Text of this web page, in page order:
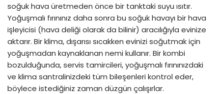
soğuk hava üretmeden önce bir tanktaki suyu ısıtır.
Yoğuşmalı fırınınız daha sonra bu soğuk havayı bir hava
işleyicisi (hava deliği olarak da bilinir) aracılığıyla evinize
aktarır. Bir klima, dışarısı sıcakken evinizi soğutmak için
yoğuşmadan kaynaklanan nemi kullanır. Bir kombi
bozulduğunda, servis tamircileri, yoğuşmalı fırınınızdaki
ve klima santralinizdeki tüm bileşenleri kontrol eder,
böylece istediğiniz zaman düzgün çalışırlar.